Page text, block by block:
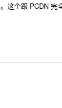
这个跟 PCDN 完